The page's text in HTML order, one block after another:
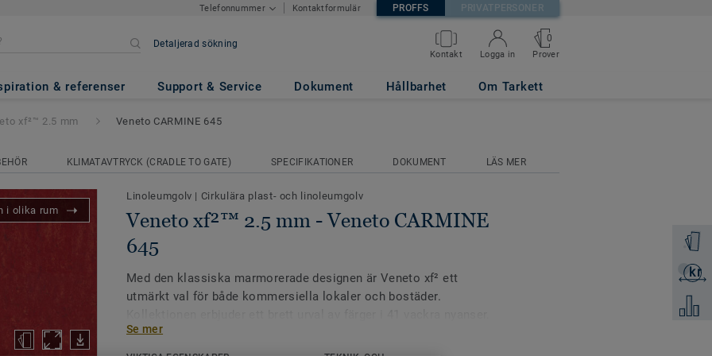
Telefonnummer Kontaktformulär PROFFS PRIVATPERSONER
Detaljerad sökning
Kontakt Logga in
0
Prover
& referenser Support & Service Dokument Hållbarhet Om Tarkett
- Veneto CARMINE 645
Beställ
kr
Jämför
xf²™ 2.5 mm Veneto CARMINE 645
KLIMATAVTRYCK (CRADLE TO GATE) SPECIFIKATIONER DOKUMENT LÄS MER
i olika rum
Linoleumgolv | Cirkulära plast- och linoleumgolv
Veneto xf²™ 2.5 mm - Veneto CARMINE
645
Med den klassiska marmorerade designen är Veneto xf² ett
utmärkt val för både kommersiella lokaler och bostäder.
Se mer